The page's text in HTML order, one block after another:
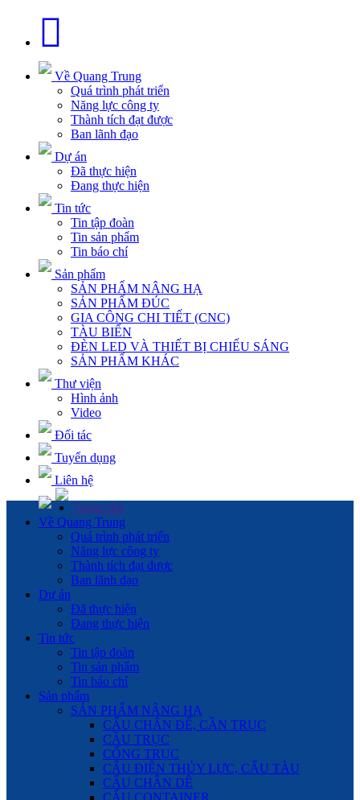
Về Quang Trung
Quá trình phát triển
Năng lực công ty
Thành tích đạt được
Ban lãnh đạo
Dự án
Đã thực hiện
Đang thực hiện
Tin tức
Tin tập đoàn
Tin sản phẩm
Tin báo chí
Sản phẩm
SẢN PHẨM NÂNG HẠ
SẢN PHẨM ĐÚC
GIA CÔNG CHI TIẾT (CNC)
TÀU BIỂN
ĐÈN LED VÀ THIẾT BỊ CHIẾU SÁNG
SẢN PHẨM KHÁC
Thư viện
Hình ảnh
Video
Đối tác
Tuyển dụng
Liên hệ
Trang chủ
Về Quang Trung
Quá trình phát triển
Năng lực công ty
Thành tích đạt được
Ban lãnh đạo
Dự án
Đã thực hiện
Đang thực hiện
Tin tức
Tin tập đoàn
Tin sản phẩm
Tin báo chí
Sản phẩm
SẢN PHẨM NÂNG HẠ
CẨU CHÂN ĐẾ, CẦN TRỤC
CẦU TRỤC
CỔNG TRỤC
CẨU ĐIỆN THỦY LỰC, CẨU TÀU
CẨU CHÂN DÊ
CẨU CONTAINER